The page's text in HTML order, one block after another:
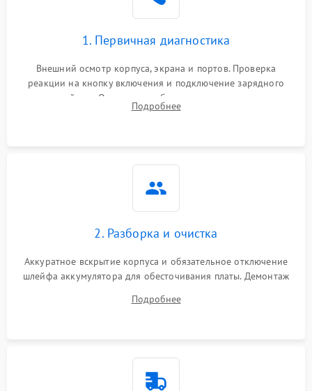
1. Первичная диагностика
Внешний осмотр корпуса, экрана и портов. Проверка
реакции на кнопку включения и подключение зарядного
устройства. Оценка потребления тока с помощью
лабораторного блока питания для локализации проблемы.
Подробнее
2. Разборка и очистка
Аккуратное вскрытие корпуса и обязательное отключение
шлейфа аккумулятора для обесточивания платы. Демонтаж
высохшей термопасты с кристаллов чипов.
Подробнее